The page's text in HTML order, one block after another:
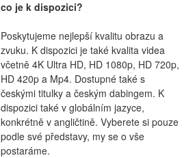
co je k dispozici?
Poskytujeme nejlepší kvalitu obrazu a
zvuku. K dispozici je také kvalita videa
včetně 4K Ultra HD, HD 1080p, HD 720p,
HD 420p a Mp4. Dostupné také s
českými titulky a českým dabingem. K
dispozici také v globálním jazyce,
konkrétně v angličtině. Vyberete si pouze
podle své představy, my se o vše
postaráme.